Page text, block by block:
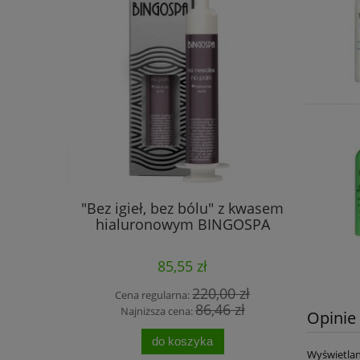
"Bez igieł, bez bólu" z kwasem
hialuronowym BINGOSPA
85,55 zł
Cena regularna:220,00 zł
Najniższa cena:86,46 zł
do koszyka